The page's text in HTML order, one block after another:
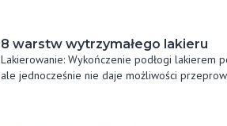
8 warstw wytrzymałego lakieru
Lakierowanie: Wykończenie podłogi lakierem
ale jednocześnie nie daje możliwości